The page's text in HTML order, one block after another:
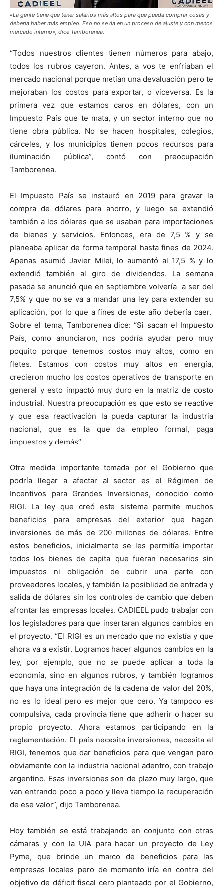
«La gente tiene que tener salarios más altos para que pueda comprar cosas y
debería haber más empleo. Eso no se da en un proceso de ajuste y con menos
mercado interno», dice Tamborenea.
“Todos nuestros clientes tienen números para abajo,
todos los rubros cayeron. Antes, a vos te enfriaban el
mercado nacional porque metían una devaluación pero te
mejoraban los costos para exportar, o viceversa. Es la
primera vez que estamos caros en dólares, con un
Impuesto País que te mata, y un sector interno que no
tiene obra pública. No se hacen hospitales, colegios,
cárceles, y los municipios tienen pocos recursos para
iluminación pública”, contó con preocupación
Tamborenea.
El Impuesto País se instauró en 2019 para gravar la
compra de dólares para ahorro, y luego se extendió
también a los dólares que se usaban para importaciones
de bienes y servicios. Entonces, era de 7,5 % y se
planeaba aplicar de forma temporal hasta fines de 2024.
Apenas asumió Javier Milei, lo aumentó al 17,5 % y lo
extendió también al giro de dividendos. La semana
pasada se anunció que en septiembre volvería a ser del
7,5% y que no se va a mandar una ley para extender su
aplicación, por lo que a fines de este año debería caer.
Sobre el tema, Tamborenea dice: “Si sacan el Impuesto
País, como anunciaron, nos podría ayudar pero muy
poquito porque tenemos costos muy altos, como en
fletes. Estamos con costos muy altos en energía,
crecieron mucho los costos operativos de transporte en
general y esto impactó muy duro en la matriz de costo
industrial. Nuestra preocupación es que esto se reactive
y que esa reactivación la pueda capturar la industria
nacional, que es la que da empleo formal, paga
impuestos y demás”.
Otra medida importante tomada por el Gobierno que
podría llegar a afectar al sector es el Régimen de
Incentivos para Grandes Inversiones, conocido como
RIGI. La ley que creó este sistema permite muchos
beneficios para empresas del exterior que hagan
inversiones de más de 200 millones de dólares. Entre
estos beneficios, inicialmente se les permitía importar
todos los bienes de capital que fueran necesarios sin
impuestos ni obligación de cubrir una parte con
proveedores locales, y también la posiblidad de entrada y
salida de dólares sin los controles de cambio que deben
afrontar las empresas locales. CADIEEL pudo trabajar con
los legisladores para que insertaran algunos cambios en
el proyecto. “El RIGI es un mercado que no existía y que
ahora va a existir. Logramos hacer algunos cambios en la
ley, por ejemplo, que no se puede aplicar a toda la
economía, sino en algunos rubros, y también logramos
que haya una integración de la cadena de valor del 20%,
no es lo ideal pero es mejor que cero. Ya tampoco es
compulsiva, cada provincia tiene que adherir o hacer su
propio proyecto. Ahora estamos participando en la
reglamentación. El país necesita inversiones, necesita el
RIGI, tenemos que dar beneficios para que vengan pero
obviamente con la industria nacional adentro, con trabajo
argentino. Esas inversiones son de plazo muy largo, que
van entrando poco a poco y lleva tiempo la recuperación
de ese valor”, dijo Tamborenea.
Hoy también se está trabajando en conjunto con otras
cámaras y con la UIA para hacer un proyecto de Ley
Pyme, que brinde un marco de beneficios para las
empresas locales pero de momento iría en contra del
objetivo de déficit fiscal cero planteado por el Gobierno,